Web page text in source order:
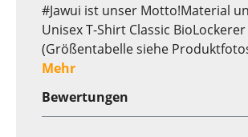
#Jawui ist unser Motto!Material
Unisex T-Shirt Classic
(Größentabelle siehe
Mehr
Bewertungen